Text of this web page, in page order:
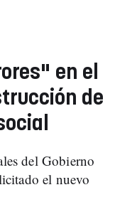
en el
de
del Gobierno
el nuevo